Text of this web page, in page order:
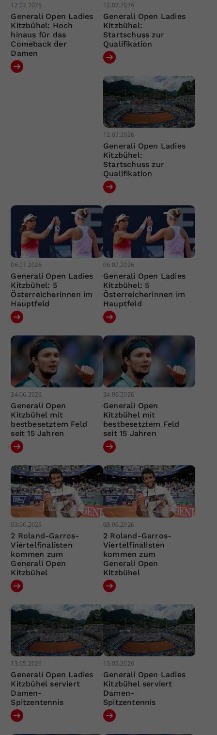
12.07.2026
Generali Open Ladies
Kitzbühel: Hoch
hinaus für das
Comeback der
Damen
12.07.2026
Generali Open Ladies
Kitzbühel:
Startschuss zur
Qualifikation
12.07.2026
Generali Open Ladies
Kitzbühel:
Startschuss zur
Qualifikation
06.07.2026
Generali Open Ladies
Kitzbühel: 5
Österreicherinnen im
Hauptfeld
06.07.2026
Generali Open Ladies
Kitzbühel: 5
Österreicherinnen im
Hauptfeld
24.06.2026
Generali Open
Kitzbühel mit
bestbesetztem Feld
seit 15 Jahren
24.06.2026
Generali Open
Kitzbühel mit
bestbesetztem Feld
seit 15 Jahren
03.06.2026
2 Roland-Garros-
Viertelfinalisten
kommen zum
Generali Open
Kitzbühel
03.06.2026
2 Roland-Garros-
Viertelfinalisten
kommen zum
Generali Open
Kitzbühel
13.05.2026
Generali Open Ladies
Kitzbühel serviert
Damen-
Spitzentennis
13.05.2026
Generali Open Ladies
Kitzbühel serviert
Damen-
Spitzentennis